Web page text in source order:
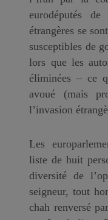
eurodéputés
étrangères se
susceptibles de
lors que les
éliminées – ce
avoué (mais
l’invasion
Les
liste de huit
diversité de
seigneur, tout
chah renversé